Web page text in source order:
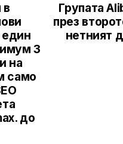
Групата
през
нетният
в
3
на
само
до